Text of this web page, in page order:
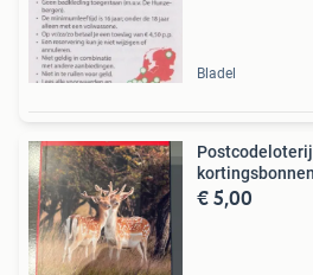
Bladel
€ 5,00